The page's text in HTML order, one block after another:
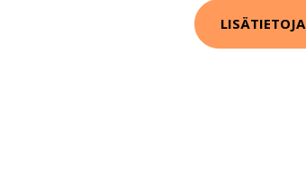
LISÄTIETOJA